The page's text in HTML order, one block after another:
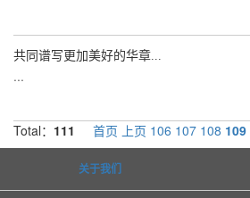
共同谱写更加美好的华章...
...
Total： 111 首页 上页 106 107 108 109
关于我们